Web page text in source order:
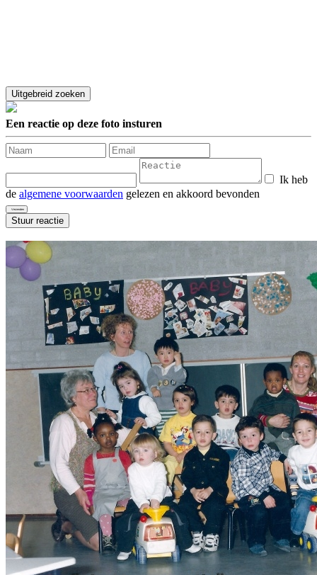
Een reactie op deze foto insturen
Ik heb
de algemene voorwaarden gelezen en akkoord bevonden